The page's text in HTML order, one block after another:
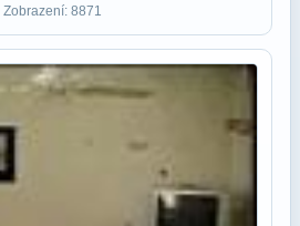
| Zobrazení: 8871